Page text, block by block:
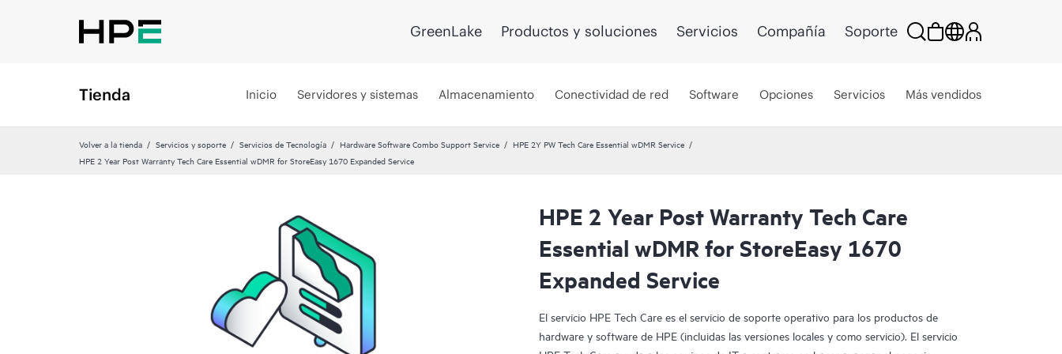
GreenLake Productos y soluciones Servicios Compañía Soporte
Tienda Inicio Servidores y sistemas Almacenamiento Conectividad de red Software Opciones Servicios Más vendidos
Volver a la tienda Servicios y soporte Servicios de Tecnología Hardware Software Combo Support Service
HPE 2Y PW Tech Care Essential wDMR Service
HPE 2 Year Post Warranty Tech Care Essential wDMR for StoreEasy 1670 Expanded Service
HPE 2 Year Post Warranty Tech Care
Essential wDMR for StoreEasy 1670
Expanded Service
El servicio HPE Tech Care es el servicio de soporte operativo para los productos de
hardware y software de HPE (incluidas las versiones locales y como servicio). El servicio